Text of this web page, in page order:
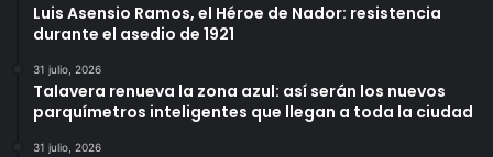
Luis Asensio Ramos, el Héroe de Nador: resistencia
durante el asedio de 1921
31 julio, 2026
Talavera renueva la zona azul: así serán los nuevos
parquímetros inteligentes que llegan a toda la ciudad
31 julio, 2026